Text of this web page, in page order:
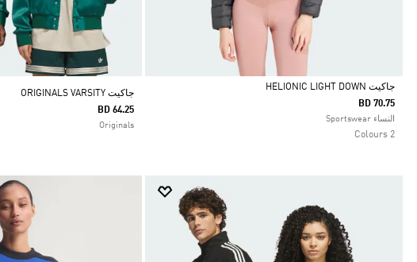
Selected
جاكيت HELIONIC LIGHT DOWN
BD 70.75
النساء Sportswear
2 Colours
جاكيت ORIGINALS VARSITY
BD 64.25
Originals